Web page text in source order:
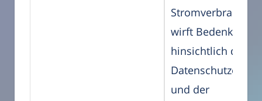
Stromverbrauch
wirft Bedenken
hinsichtlich des
Datenschutzes
und der